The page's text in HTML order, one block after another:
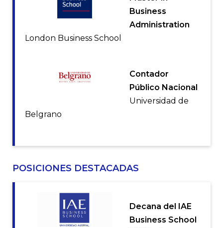
Business
Administration
London Business School
Contador
Público Nacional
Universidad de
Belgrano
POSICIONES DESTACADAS
Decana del IAE
Business School